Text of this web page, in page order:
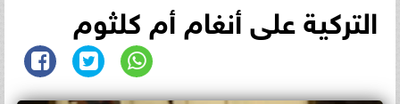
التركية على أنغام أم كلثوم